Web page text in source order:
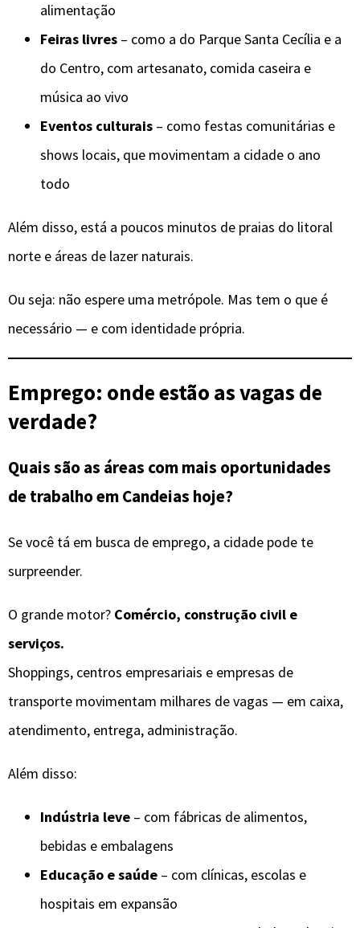
alimentação
Feiras livres – como a do Parque Santa Cecília e a
do Centro, com artesanato, comida caseira e
música ao vivo
Eventos culturais – como festas comunitárias e
shows locais, que movimentam a cidade o ano
todo
Além disso, está a poucos minutos de praias do litoral
norte e áreas de lazer naturais.
Ou seja: não espere uma metrópole. Mas tem o que é
necessário — e com identidade própria.
Emprego: onde estão as vagas de
verdade?
Quais são as áreas com mais oportunidades
de trabalho em Candeias hoje?
Se você tá em busca de emprego, a cidade pode te
surpreender.
O grande motor? Comércio, construção civil e
serviços.
Shoppings, centros empresariais e empresas de
transporte movimentam milhares de vagas — em caixa,
atendimento, entrega, administração.
Além disso:
Indústria leve – com fábricas de alimentos,
bebidas e embalagens
Educação e saúde – com clínicas, escolas e
hospitais em expansão